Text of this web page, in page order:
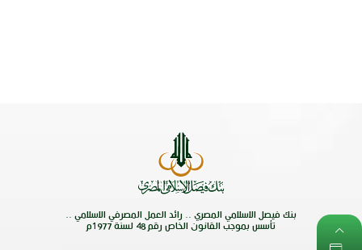
بنك فيصل الاسلامي المصري .. رائد العمل المصرفي الاسلامي ..
تأسس بموجب القانون الخاص رقم 48 لسنة 1977م